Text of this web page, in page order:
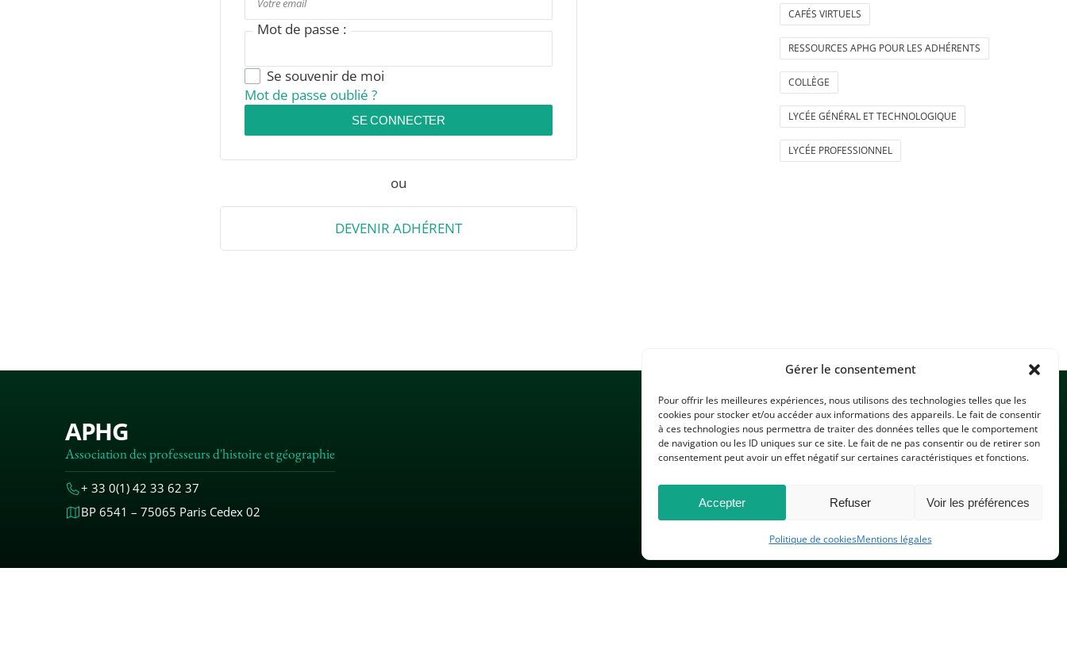
Gérer le consentement
Pour offrir les meilleures expériences, nous utilisons des technologies telles que les
cookies pour stocker et/ou accéder aux informations des appareils. Le fait de consentir
à ces technologies nous permettra de traiter des données telles que le comportement
de navigation ou les ID uniques sur ce site. Le fait de ne pas consentir ou de retirer son
consentement peut avoir un effet négatif sur certaines caractéristiques et fonctions.
Accepter Refuser Voir les préférences
Politique de cookiesMentions légales
Mot de passe :
Se souvenir de moi
Mot de passe oublié ?
SE CONNECTER
ou
DEVENIR ADHÉRENT
CAFÉS VIRTUELS
RESSOURCES APHG POUR LES ADHÉRENTS
COLLÈGE
LYCÉE GÉNÉRAL ET TECHNOLOGIQUE
LYCÉE PROFESSIONNEL
APHG
Association des professeurs d'histoire et géographie
+ 33 0(1) 42 33 62 37
BP 6541 – 75065 Paris Cedex 02